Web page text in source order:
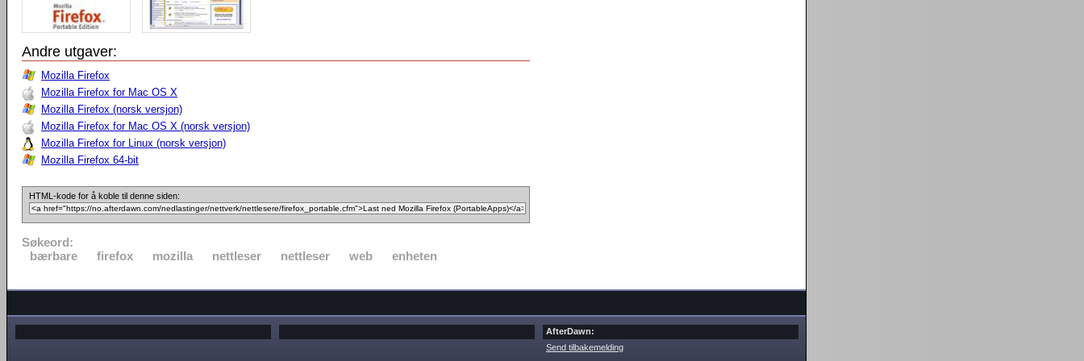
Andre utgaver:
Mozilla Firefox
Mozilla Firefox for Mac OS X
Mozilla Firefox (norsk versjon)
Mozilla Firefox for Mac OS X (norsk versjon)
Mozilla Firefox for Linux (norsk versjon)
Mozilla Firefox 64-bit
HTML-kode for å koble til denne siden:
Søkeord:
bærbare
firefox mozilla nettleser nettleser web enheten
AfterDawn:
Send tilbakemelding